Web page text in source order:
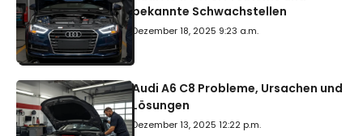
bekannte Schwachstellen
Dezember 18, 2025 9:23 a.m.
Audi A6 C8 Probleme, Ursachen und
Lösungen
Dezember 13, 2025 12:22 p.m.